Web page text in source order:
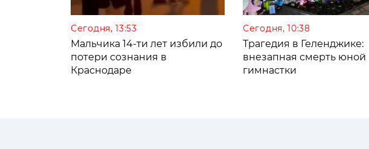
Сегодня, 13:53
Мальчика 14-ти лет избили до
потери сознания в
Краснодаре
Сегодня, 10:38
Трагедия в Геленджике:
внезапная смерть юной
гимнастки